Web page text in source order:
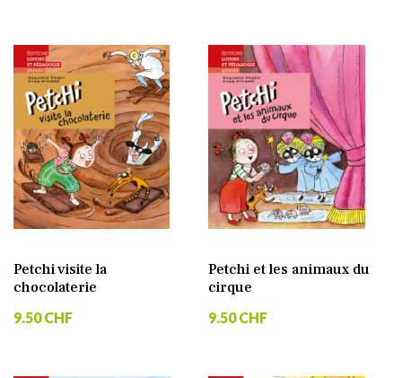
Petchi visite la
chocolaterie
9.50 CHF
Petchi et les animaux du
cirque
9.50 CHF